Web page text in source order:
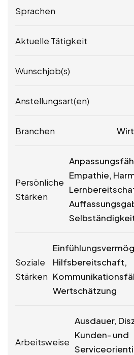
Sprachen
Aktuelle Tätigkeit
Wunschjob(s)
Anstellungsart(en)
Branchen
Persönliche
Stärken
Empathie,
Soziale
Stärken
Hilfsbereitschaft,
Wertschätzung
Arbeitsweise
Ausdauer,
Kunden- und